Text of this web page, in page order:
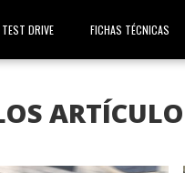
TEST DRIVE FICHAS TÉCNICAS